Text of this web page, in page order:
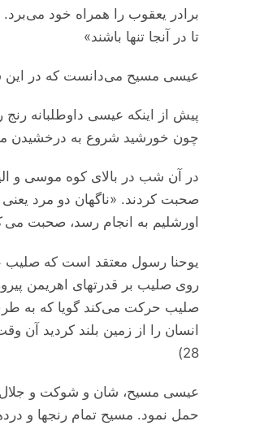
برادر یعقوب را همراه خود
تا در آنجا تنها باشند»
عیسی مسیح می‌دانست که در این
پیش از اینکه عیسی داوطلبانه
چون خورشید شروع به درخشیدن
در آن شب در بالای کوه موسی و
صحبت کردند. «ناگهان دو مرد
اورشلیم به انجام رسد، صحبت می
یوحنا رسول معتقد است که صلیب
روی صلیب بر قدرتهای اهریمن
صلیب حرکت می‌کند گویا که به
28)
عیسی مسیح، شان و شوکت و جلال
حمل نمود. مسیح تمام رنجها و